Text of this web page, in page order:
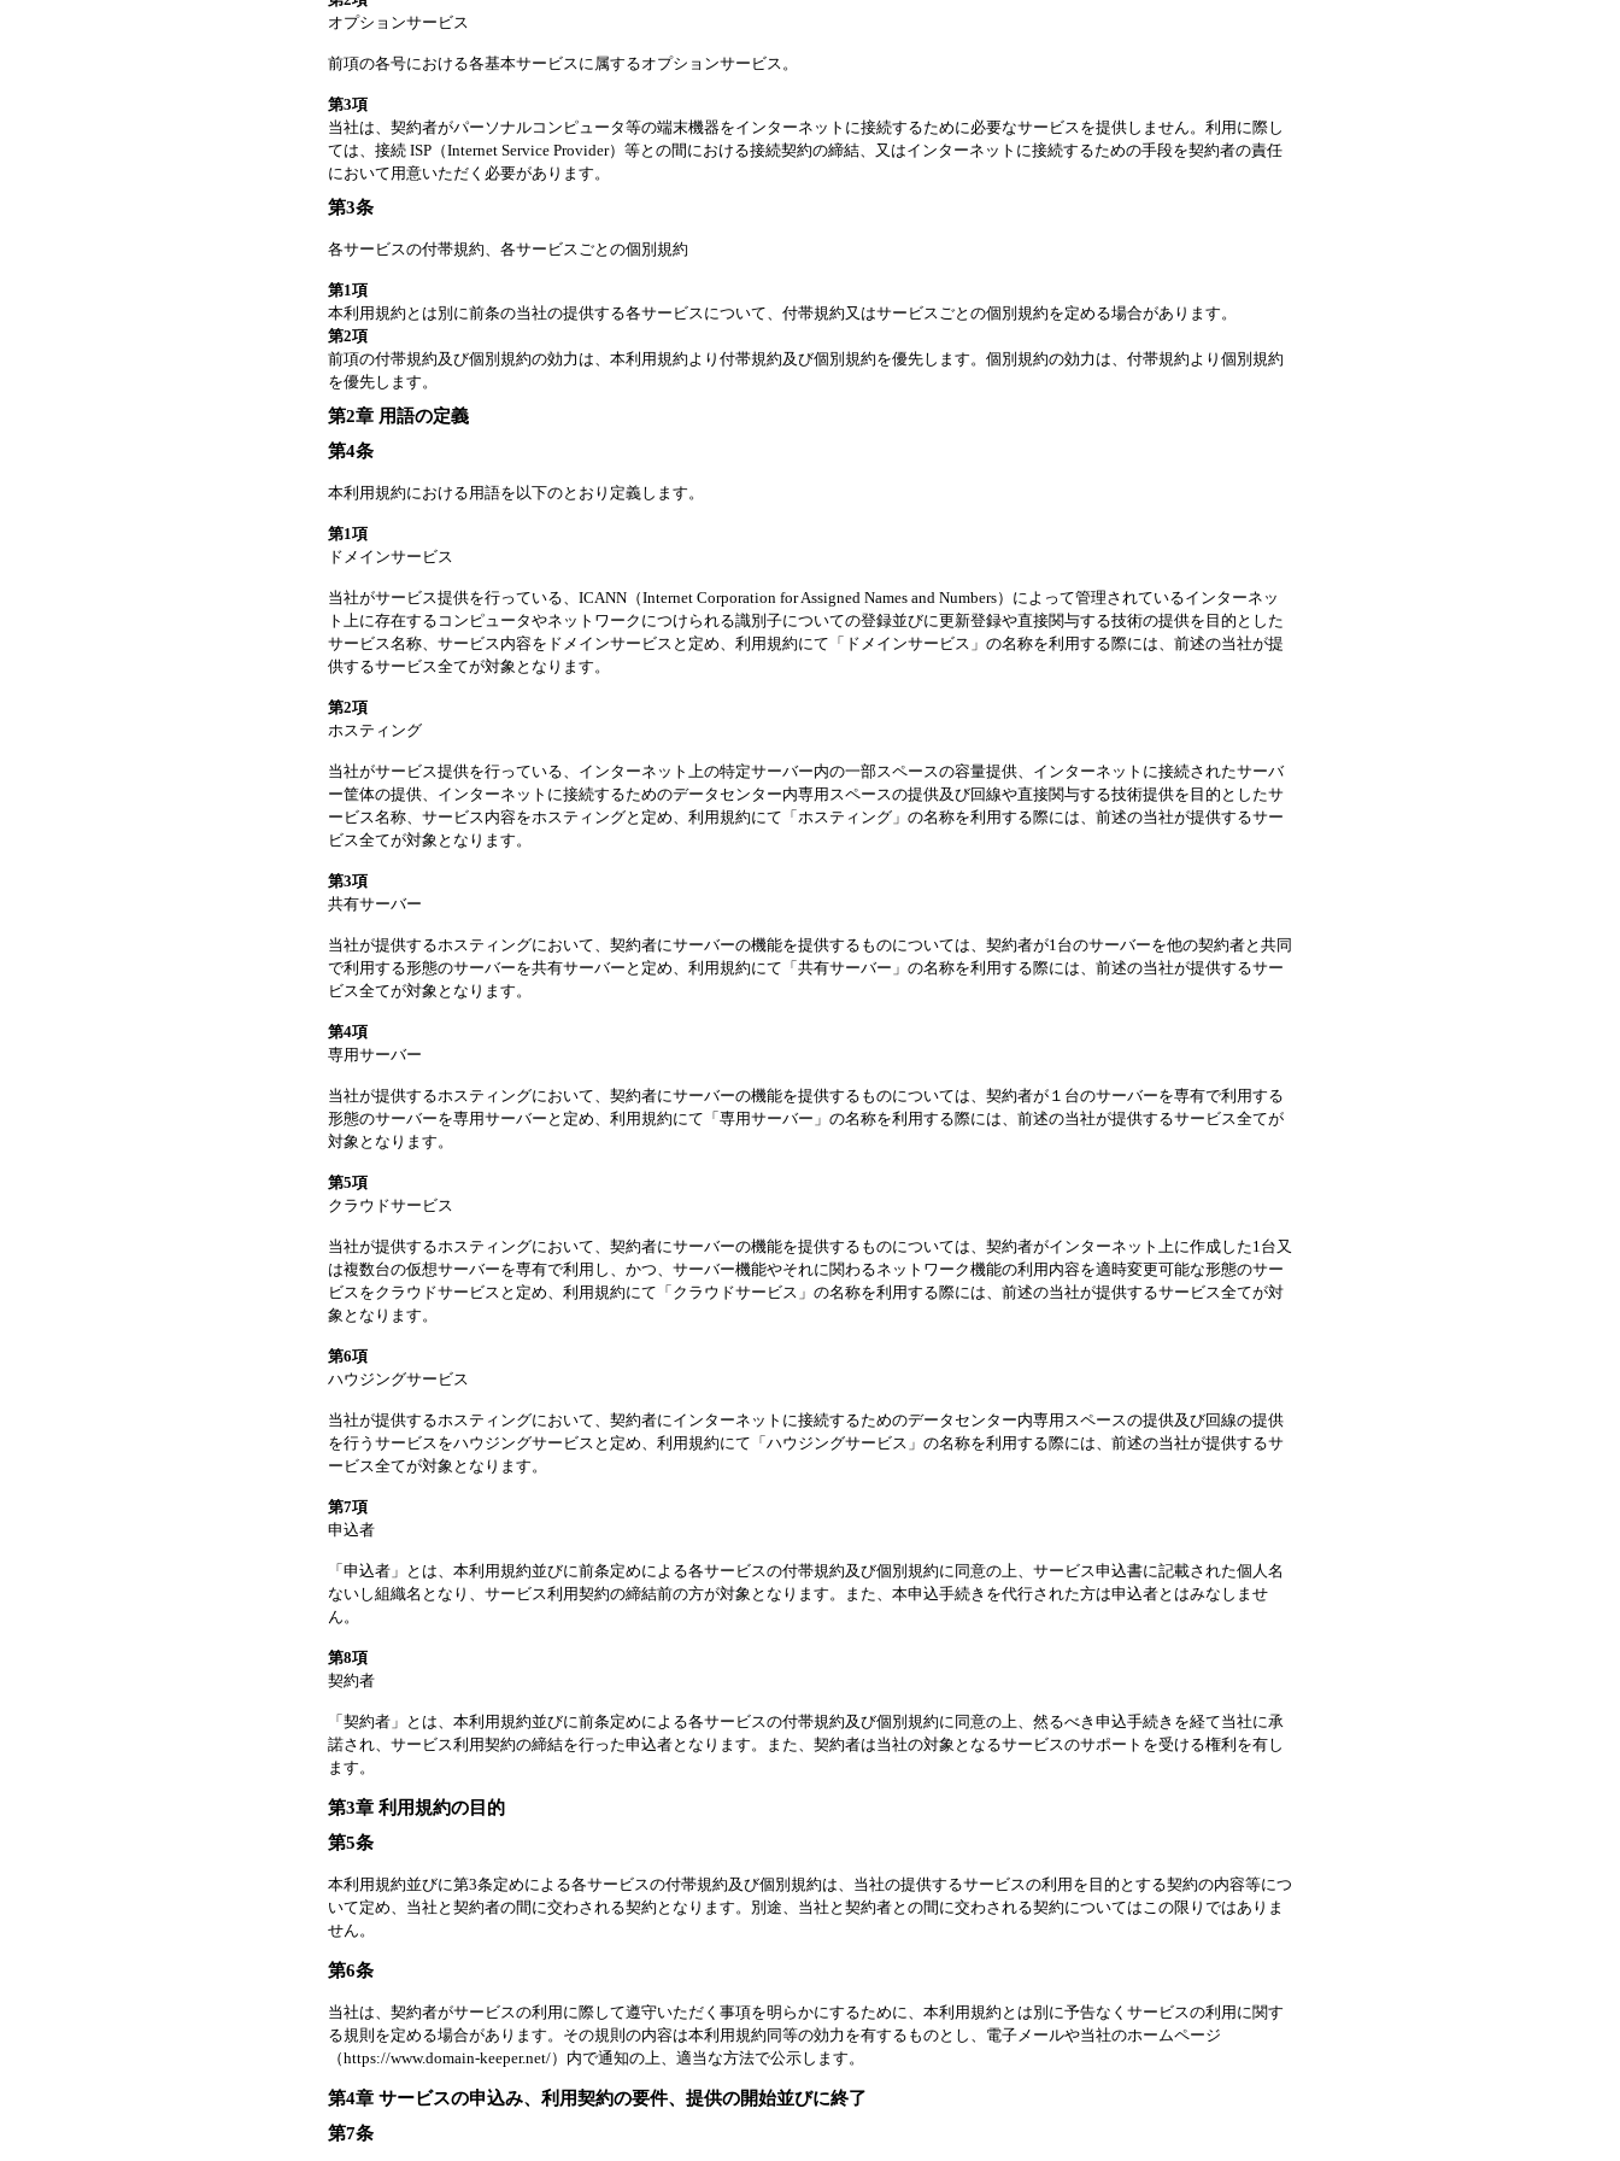
オプションサービス
前項の各号における各基本サービスに属するオプションサービス。
第3項
当社は、契約者がパーソナルコンピュータ等の端末機器をインターネットに接続するために必要なサービスを提供しません。利用に際し
ては、接続 ISP（Internet Service Provider）等との間における接続契約の締結、又はインターネットに接続するための手段を契約者の責任
において用意いただく必要があります。
第3条
各サービスの付帯規約、各サービスごとの個別規約
第1項
本利用規約とは別に前条の当社の提供する各サービスについて、付帯規約又はサービスごとの個別規約を定める場合があります。
第2項
前項の付帯規約及び個別規約の効力は、本利用規約より付帯規約及び個別規約を優先します。個別規約の効力は、付帯規約より個別規約
を優先します。
第2章 用語の定義
第4条
本利用規約における用語を以下のとおり定義します。
第1項
ドメインサービス
当社がサービス提供を行っている、ICANN（Internet Corporation for Assigned Names and Numbers）によって管理されているインターネッ
ト上に存在するコンピュータやネットワークにつけられる識別子についての登録並びに更新登録や直接関与する技術の提供を目的とした
サービス名称、サービス内容をドメインサービスと定め、利用規約にて「ドメインサービス」の名称を利用する際には、前述の当社が提
供するサービス全てが対象となります。
第2項
ホスティング
当社がサービス提供を行っている、インターネット上の特定サーバー内の一部スペースの容量提供、インターネットに接続されたサーバ
ー筐体の提供、インターネットに接続するためのデータセンター内専用スペースの提供及び回線や直接関与する技術提供を目的としたサ
ービス名称、サービス内容をホスティングと定め、利用規約にて「ホスティング」の名称を利用する際には、前述の当社が提供するサー
ビス全てが対象となります。
第3項
共有サーバー
当社が提供するホスティングにおいて、契約者にサーバーの機能を提供するものについては、契約者が1台のサーバーを他の契約者と共同
で利用する形態のサーバーを共有サーバーと定め、利用規約にて「共有サーバー」の名称を利用する際には、前述の当社が提供するサー
ビス全てが対象となります。
第4項
専用サーバー
当社が提供するホスティングにおいて、契約者にサーバーの機能を提供するものについては、契約者が１台のサーバーを専有で利用する
形態のサーバーを専用サーバーと定め、利用規約にて「専用サーバー」の名称を利用する際には、前述の当社が提供するサービス全てが
対象となります。
第5項
クラウドサービス
当社が提供するホスティングにおいて、契約者にサーバーの機能を提供するものについては、契約者がインターネット上に作成した1台又
は複数台の仮想サーバーを専有で利用し、かつ、サーバー機能やそれに関わるネットワーク機能の利用内容を適時変更可能な形態のサー
ビスをクラウドサービスと定め、利用規約にて「クラウドサービス」の名称を利用する際には、前述の当社が提供するサービス全てが対
象となります。
第6項
ハウジングサービス
当社が提供するホスティングにおいて、契約者にインターネットに接続するためのデータセンター内専用スペースの提供及び回線の提供
を行うサービスをハウジングサービスと定め、利用規約にて「ハウジングサービス」の名称を利用する際には、前述の当社が提供するサ
ービス全てが対象となります。
第7項
申込者
「申込者」とは、本利用規約並びに前条定めによる各サービスの付帯規約及び個別規約に同意の上、サービス申込書に記載された個人名
ないし組織名となり、サービス利用契約の締結前の方が対象となります。また、本申込手続きを代行された方は申込者とはみなしませ
ん。
第8項
契約者
「契約者」とは、本利用規約並びに前条定めによる各サービスの付帯規約及び個別規約に同意の上、然るべき申込手続きを経て当社に承
諾され、サービス利用契約の締結を行った申込者となります。また、契約者は当社の対象となるサービスのサポートを受ける権利を有し
ます。
第3章 利用規約の目的
第5条
本利用規約並びに第3条定めによる各サービスの付帯規約及び個別規約は、当社の提供するサービスの利用を目的とする契約の内容等につ
いて定め、当社と契約者の間に交わされる契約となります。別途、当社と契約者との間に交わされる契約についてはこの限りではありま
せん。
第6条
当社は、契約者がサービスの利用に際して遵守いただく事項を明らかにするために、本利用規約とは別に予告なくサービスの利用に関す
る規則を定める場合があります。その規則の内容は本利用規約同等の効力を有するものとし、電子メールや当社のホームページ
（https://www.domain-keeper.net/）内で通知の上、適当な方法で公示します。
第4章 サービスの申込み、利用契約の要件、提供の開始並びに終了
第7条